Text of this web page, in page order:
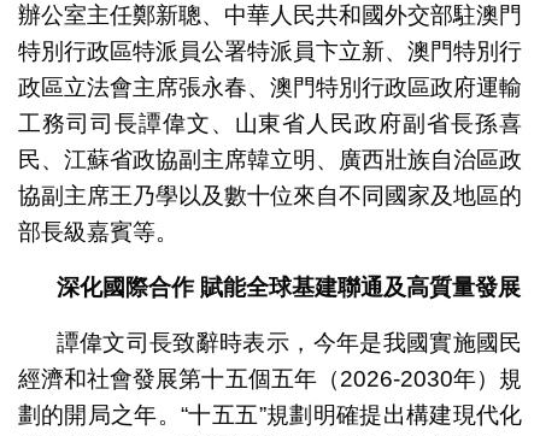
辦公室主任鄭新聰、中華人民共和國外交部駐澳門
特別行政區特派員公署特派員卞立新、澳門特別行
政區立法會主席張永春、澳門特別行政區政府運輸
工務司司長譚偉文、山東省人民政府副省長孫喜
民、江蘇省政協副主席韓立明、廣西壯族自治區政
協副主席王乃學以及數十位來自不同國家及地區的
部長級嘉賓等。
深化國際合作 賦能全球基建聯通及高質量發展
譚偉文司長致辭時表示，今年是我國實施國民
經濟和社會發展第十五個五年（2026-2030年）規
劃的開局之年。“十五五”規劃明確提出構建現代化